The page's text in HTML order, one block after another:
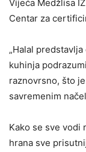
Vijeća Medžlisa
Centar za
„Halal
kuhinja
raznovrsno, što
savremenim
Kako se sve vodi
hrana sve